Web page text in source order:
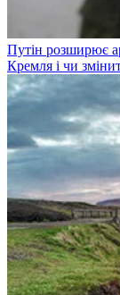
Путін розширює
Кремля і чи